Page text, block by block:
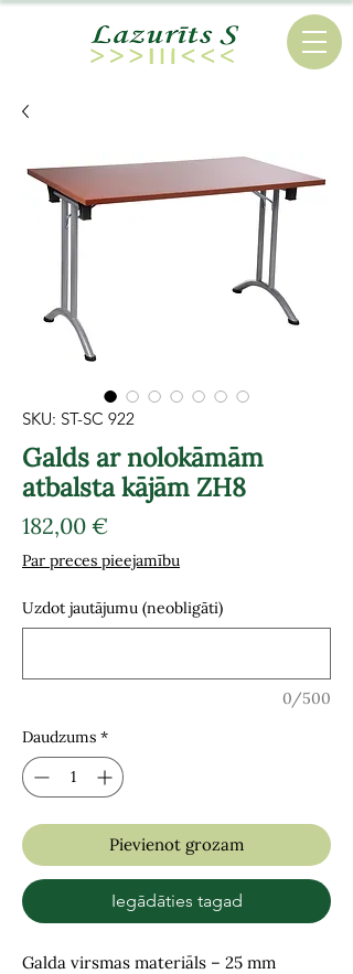
SKU: ST-SC 922
Galds ar nolokāmām
atbalsta kājām ZH8
182,00 €Cena
Par preces pieejamību
Uzdot jautājumu (neobligāti)
0/500
Daudzums *
Pievienot grozam
Iegādāties tagad
Galda virsmas materiāls – 25 mm